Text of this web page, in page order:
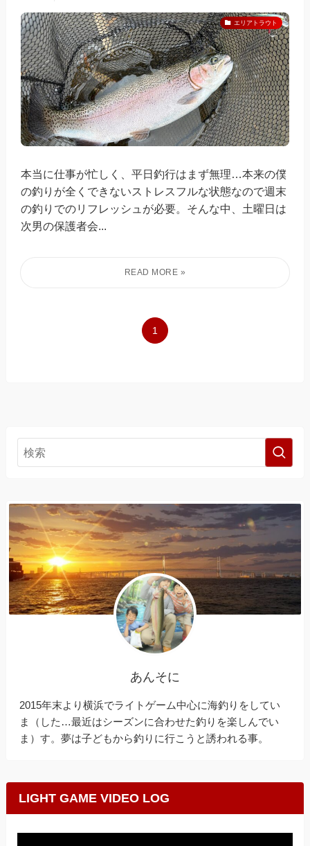
エリアトラウト
本当に仕事が忙しく、平日釣行はまず無理…本来の僕
の釣りが全くできないストレスフルな状態なので週末
の釣りでのリフレッシュが必要。そんな中、土曜日は
次男の保護者会...
1
あんそに
2015年末より横浜でライトゲーム中心に海釣りをしてい
ま（した…最近はシーズンに合わせた釣りを楽しんでい
ま）す。夢は子どもから釣りに行こうと誘われる事。
LIGHT GAME VIDEO LOG